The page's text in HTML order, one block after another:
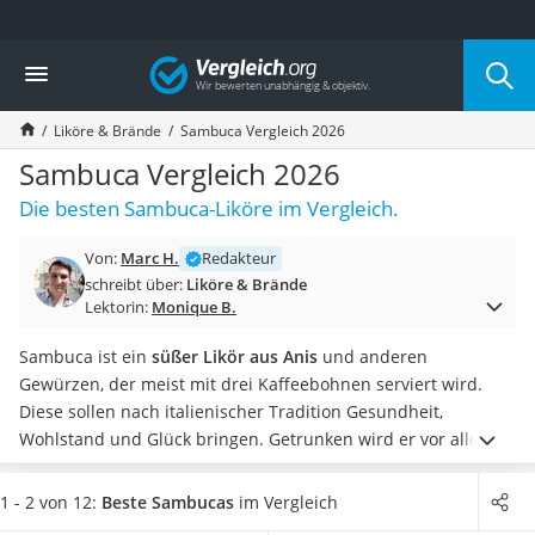
Die beliebtesten Vergleiche nach Kategorie
Lebensmittel
Schwarzkümmelöl
Knäckebrot
Schwarzkümmelöl-Kapseln
Manukahonig
Eiklar
Balsamico-Essig
Schwarzkümmelöl bio
Honig
Gemüsebrühe
Eiskaffee-Pulver
Irischer Whiskey
Grapefruitkernextrakt
Matcha-Set
Vergleich
Liköre & Brände Sambuca Vergleich 2026
Sambuca Vergleich 2026
Die besten Sambuca-Liköre im Vergleich.
Von: Marc H.
Redakteur
schreibt über: Liköre & Brände
Lektorin: Monique B.
Sambuca ist ein süßer Likör aus Anis und anderen
Gewürzen, der meist mit drei Kaffeebohnen serviert wird.
Diese sollen nach italienischer Tradition Gesundheit,
Wohlstand und Glück bringen. Getrunken wird er vor allem
nach dem Essen, passt aber auch wunderbar zu anderen
Anlässen. Da sie besser nicht alle Sambuca-Sorten im Selbst-
1 - 2 von 12: Beste Sambucas im Vergleich